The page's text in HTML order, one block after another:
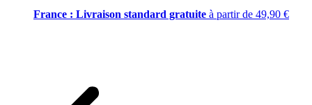
France : Livraison standard gratuite à partir de 49,90 €